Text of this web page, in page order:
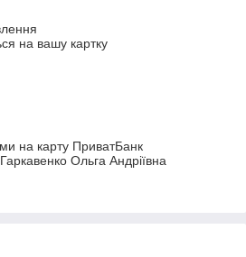
на вашу картку
на карту ПриватБанк
Ольга Андріївна